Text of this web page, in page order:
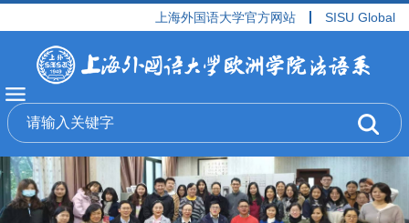
上海外国语大学官方网站 SISU Global